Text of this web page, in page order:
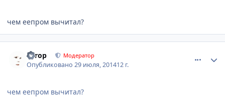
чем еепром вычитал?
Turop Модератор
Опубликовано29 июля, 201412 г.
чем еепром вычитал?